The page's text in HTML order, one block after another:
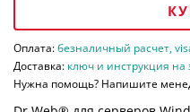
Оплата:безналичный расчет,
Доставка: ключ и инструкция на
Нужна помощь? Напишите